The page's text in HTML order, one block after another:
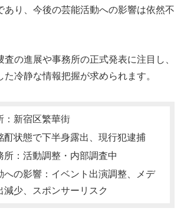
あり、今後の芸能活動への影響は依然不
の進展や事務所の正式発表に注目し、
冷静な情報把握が求められます。
：新宿区繁華街
酊状態で下半身露出、現行犯逮捕
所：活動調整・内部調査中
への影響：イベント出演調整、メデ
減少、スポンサーリスク